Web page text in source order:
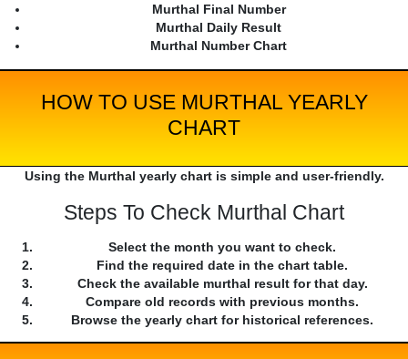
Murthal Final Number
Murthal Daily Result
Murthal Number Chart
HOW TO USE MURTHAL YEARLY
CHART
Using the Murthal yearly chart is simple and user-friendly.
Steps To Check Murthal Chart
Select the month you want to check.
Find the required date in the chart table.
Check the available murthal result for that day.
Compare old records with previous months.
Browse the yearly chart for historical references.